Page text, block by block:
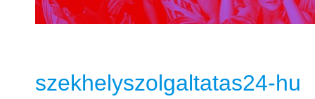
szekhelyszolgaltatas24-hu